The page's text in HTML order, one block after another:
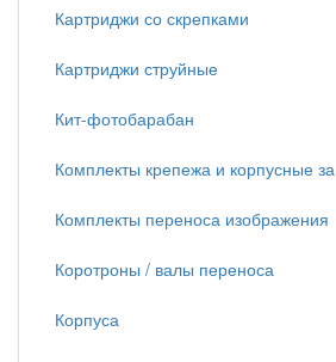
Картриджи со скрепками
Картриджи струйные
Кит-фотобарабан
Комплекты крепежа и корпусные за
Комплекты переноса изображения
Коротроны / валы переноса
Корпуса